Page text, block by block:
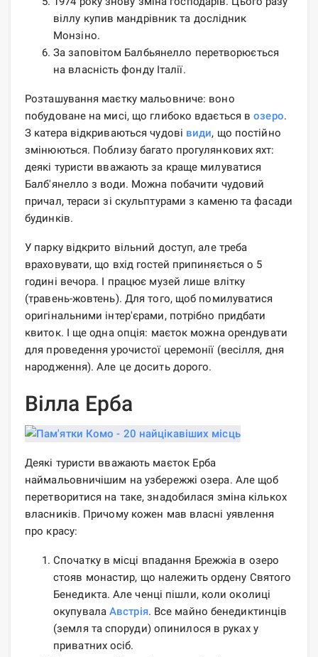
віллу купив мандрівник та дослідник
Монзіно.
За заповітом Балбьянелло перетворюється
на власність фонду Італії.
Розташування маєтку мальовниче: воно
побудоване на мисі, що глибоко вдається возеро.
З катера відкриваються чудові види, що постійно
змінюються. Поблизу багато прогулянкових яхт:
деякі туристи вважають за краще милуватися
Балб'янелло з води. Можна побачити чудовий
причал, тераси зі скульптурами з каменю та фасади
будинків.
У парку відкрито вільний доступ, але треба
враховувати, що вхід гостей припиняється о 5
годині вечора. І працює музей лише влітку
(травень-жовтень). Для того, щоб помилуватися
оригінальними інтер'єрами, потрібно придбати
квиток. І ще одна опція: маєток можна орендувати
для проведення урочистої церемонії (весілля, дня
народження). Але це досить дорого.
Вілла Ерба
Деякі туристи вважають маєток Ерба
наймальовничішим на узбережжі озера. Але щоб
перетворитися на таке, знадобилася зміна кількох
власників. Причому кожен мав власні уявлення
про красу:
Спочатку в місці впадання Брежжіа в озеро
стояв монастир, що належить ордену Святого
Бенедикта. Але ченці пішли, коли околиці
окупувала Австрія. Все майно бенедиктинців
(земля та споруди) опинилося в руках у
приватних осіб.